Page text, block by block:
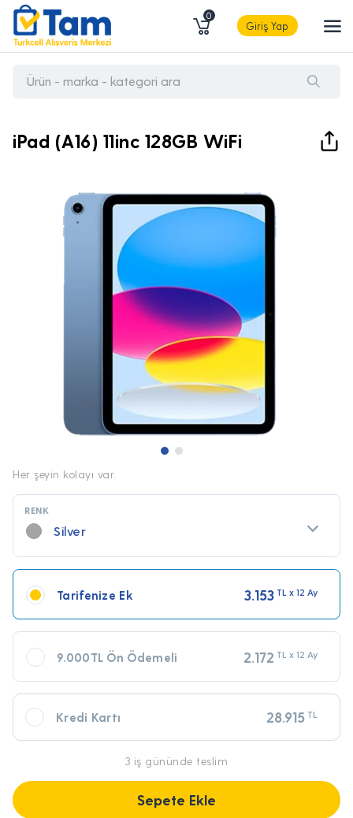
0
Giriş Yap
iPad (A16) 11inc 128GB WiFi
Her şeyin kolayı var.
RENK
Silver
Tarifenize Ek 3.153 TL x 12 Ay
9.000TL Ön Ödemeli 2.172 TL x 12 Ay
Kredi Kartı 28.915 TL
3 iş gününde teslim
Sepete Ekle